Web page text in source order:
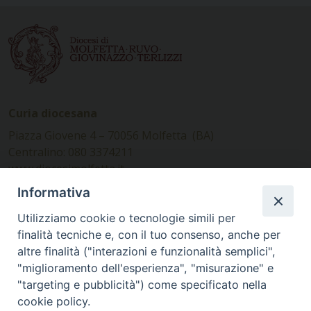
www.diocesimolfetta.it –
diocesimolfetta@pec.chiesacattolica.it
Ufficio Comunicazioni sociali
Piazza Giovene 4 – 70056 Molfetta (BA)
comunicazionisociali@diocesimolfetta.it
Informativa
Utilizziamo cookie o tecnologie simili per
finalità tecniche e, con il tuo consenso, anche per
altre finalità ("interazioni e funzionalità semplici",
"miglioramento dell'esperienza", "misurazione" e
"targeting e pubblicità") come specificato nella
cookie policy.